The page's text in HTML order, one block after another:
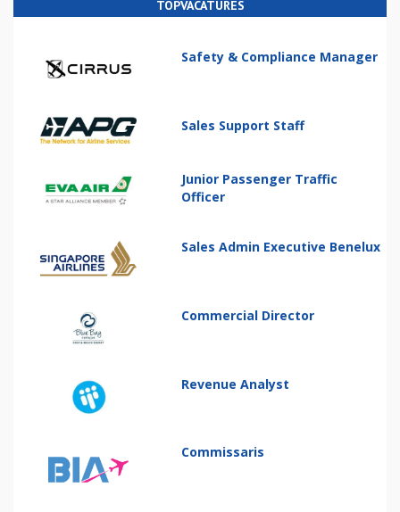
TOPVACATURES
Safety & Compliance Manager
Sales Support Staff
Junior Passenger Traffic
Officer
Sales Admin Executive Benelux
Commercial Director
Revenue Analyst
Commissaris